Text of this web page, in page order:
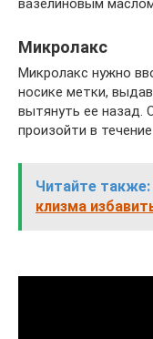
вазелиновым
Микролакс
Микролакс нужно
носике метки,
вытянуть ее назад.
произойти в
Читайте также:
клизма